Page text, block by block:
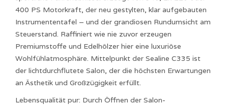
400 PS Motorkraft, der neu gestylten, klar aufgebauten
Instrumententafel – und der grandiosen Rundumsicht am
Steuerstand. Raffiniert wie nie zuvor erzeugen
Premiumstoffe und Edelhölzer hier eine luxuriöse
Wohlfühlatmosphäre. Mittelpunkt der Sealine C335 ist
der lichtdurchflutete Salon, der die höchsten Erwartungen
an Ästhetik und Großzügigkeit erfüllt.
Lebensqualität pur: Durch Öffnen der Salon-